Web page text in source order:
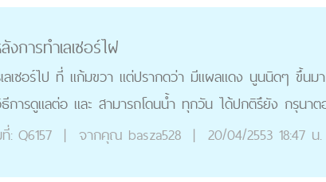
งการทำเลเซอร์ไฝ
ลเซอร์ไป ที่ แก้มขวา แต่ปรากดว่า มีแผลแดง นูนนิดๆ ขึ้นม
การดูแลต่อ และ สามารถโดนน้ำ ทุกวัน ได้ปกติรึยัง กรุนา
: Q6157 | จากคุณ basza528 | 20/04/2553 18:47 น.